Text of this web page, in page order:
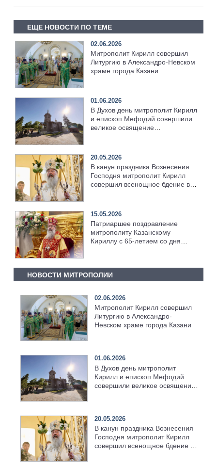
ЕЩЕ НОВОСТИ ПО ТЕМЕ
02.06.2026
Митрополит Кирилл совершил
Литургию в Александро-Невском
храме города Казани
01.06.2026
В Духов день митрополит Кирилл
и епископ Мефодий совершили
великое освящение
20.05.2026
В канун праздника Вознесения
Господня митрополит Кирилл
совершил всенощное бдение в
15.05.2026
Патриаршее поздравление
митрополиту Казанскому
Кириллу с 65-летием со дня
НОВОСТИ МИТРОПОЛИИ
02.06.2026
Митрополит Кирилл совершил
Литургию в Александро-
Невском храме города Казани
01.06.2026
В Духов день митрополит
Кирилл и епископ Мефодий
совершили великое освящение
20.05.2026
В канун праздника Вознесения
Господня митрополит Кирилл
совершил всенощное бдение в